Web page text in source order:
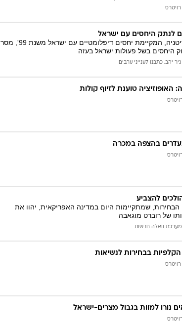
רויטרס
לנתק היחסים עם ישראל
שר ההגנה של מאוריטניה, המקיימת יחסים דיפלומטיים עם ישראל משנת 99', מסר
היחסים בשל פעולות ישראל בעזה
ניר יהב, כתבנו לענייני ערבים
האופוזיציה טוענת לזיוף קולות
להצביע
הבחירות, שמתקיימות היום במדינה האפריקאית, יהוו את
של רוברט מוגאבה
מערכת וואלה חדשות
בבחירות לנשיאות
רויטרס